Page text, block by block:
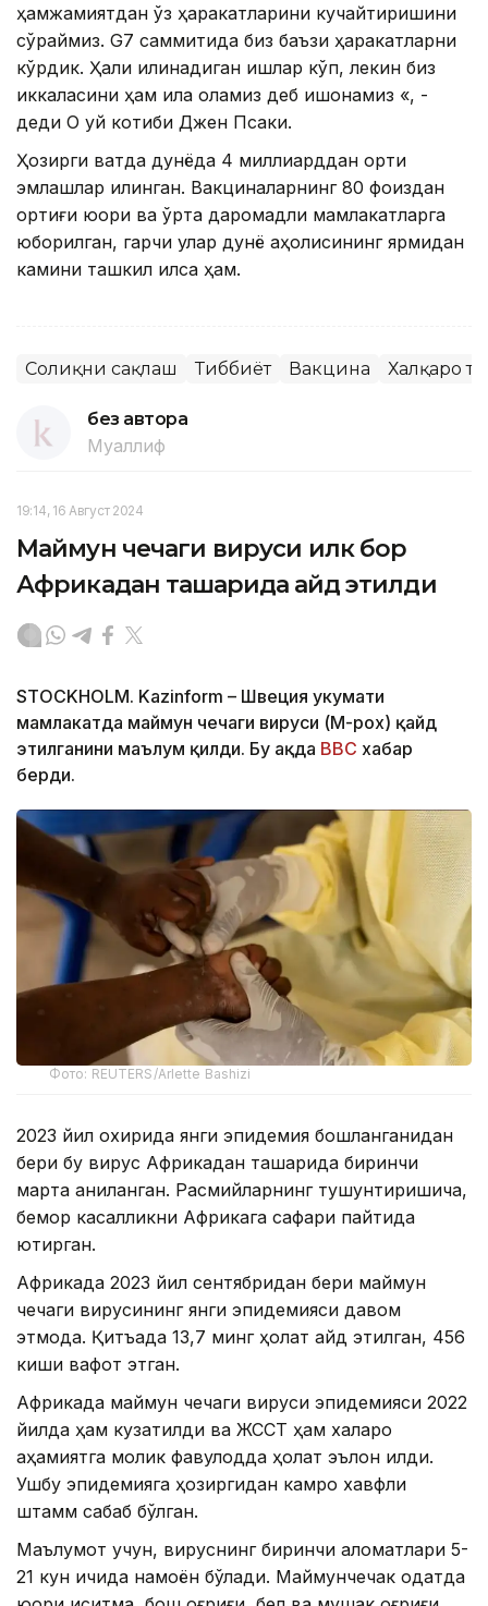
ҳамжамиятдан ўз ҳаракатларини кучайтиришини
сўраймиз. G7 саммитида биз баъзи ҳаракатларни
кўрдик. Ҳали қилинадиган ишлар кўп, лекин биз
иккаласини ҳам қила оламиз деб ишонамиз «, -
деди Оқ уй котиби Джен Псаки.
Ҳозирги вақтда дунёда 4 миллиарддан ортиқ
эмлашлар қилинган. Вакциналарнинг 80 фоиздан
ортиғи юқори ва ўрта даромадли мамлакатларга
юборилган, гарчи улар дунё аҳолисининг ярмидан
камини ташкил қилса ҳам.
Соғлиқни сақлаш Тиббиёт Вакцина Халқаро
без автора
Муаллиф
19:14, 16 Август 2024
Маймун чечаги вируси илк бор
Африкадан ташқарида қайд этилди
STOCKHOLM. Kazinform – Швеция ҳукумати
мамлакатда маймун чечаги вируси (M-pox) қайд
этилганини маълум қилди. Бу ҳақда BBC хабар
берди.
Фото: REUTERS/Arlette Bashizi
2023 йил охирида янги эпидемия бошланганидан
бери бу вирус Африкадан ташқарида биринчи
марта аниқланган. Расмийларнинг тушунтиришича,
бемор касалликни Африкага сафари пайтида
юқтирган.
Африкада 2023 йил сентябридан бери маймун
чечаги вирусининг янги эпидемияси давом
этмоқда. Қитъада 13,7 минг ҳолат қайд этилган, 456
киши вафот этган.
Африкада маймун чечаги вируси эпидемияси 2022
йилда ҳам кузатилди ва ЖССТ ҳам халқаро
аҳамиятга молик фавқулодда ҳолат эълон қилди.
Ушбу эпидемияга ҳозиргидан камроқ хавфли
штамм сабаб бўлган.
Маълумот учун, вируснинг биринчи аломатлари 5-
21 кун ичида намоён бўлади. Маймунчечак одатда